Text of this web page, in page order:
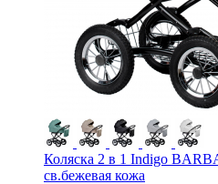
Коляска 2 в 1 Indigo
св.бежевая кожа